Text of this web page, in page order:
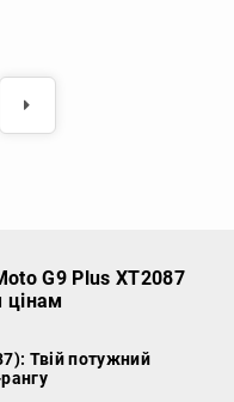
G9 Plus XT2087
цінам
Твій потужний